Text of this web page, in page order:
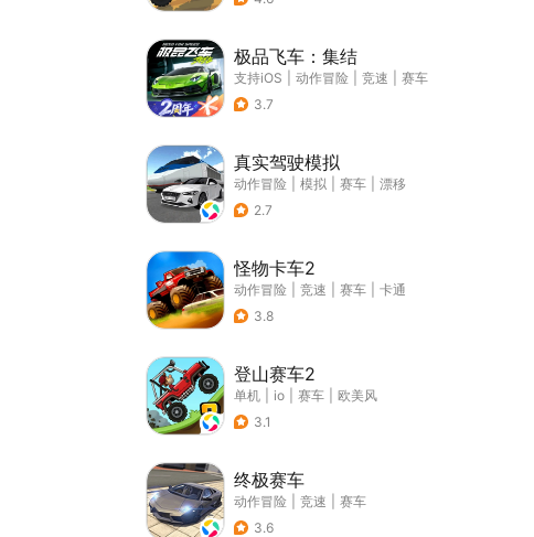
极品飞车：集结
支持iOS 动作冒险 竞速
赛车
3.7
真实驾驶模拟
动作冒险 模拟 赛车
漂移
2.7
怪物卡车2
动作冒险 竞速 赛车
卡通
3.8
登山赛车2
单机 io 赛车
欧美风
3.1
终极赛车
动作冒险 竞速
赛车
3.6